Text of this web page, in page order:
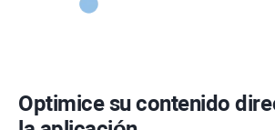
Optimice su contenido